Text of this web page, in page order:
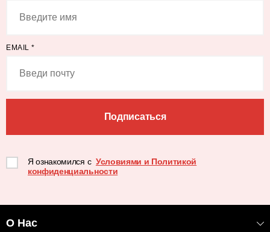
EMAIL *
Подписаться
Я ознакомился с Условиями и Политикой
конфиденциальности
О Нас